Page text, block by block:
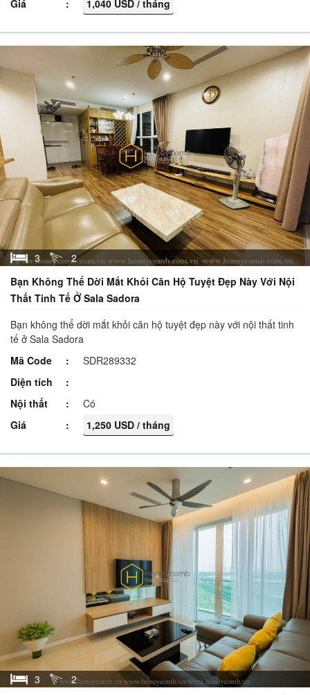
Giá
1,040 USD / tháng
3
2
Bạn Không Thể Dời Mắt Khỏi Căn Hộ Tuyệt Đẹp Này Với Nội
Thất Tinh Tế Ở Sala Sadora
Bạn không thể dời mắt khỏi căn hộ tuyệt đẹp này với nội thất tinh
tế ở Sala Sadora
Mã Code
SDR289332
Diện tích
Nội thất
Có
Giá
1,250 USD / tháng
3
2